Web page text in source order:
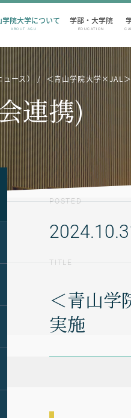
学院大学について
ABOUT AGU
学部・大学院
EDUCATION
ース） ＜青山学院大学×JAL
連携)
POSTED
TITLE
＜青山学
実施